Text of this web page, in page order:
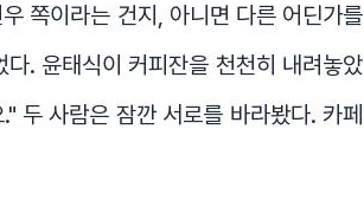
쪽이라는 건지, 아니면 다른 어딘가를
. 윤태식이 커피잔을 천천히 내려놓았
두 사람은 잠깐 서로를 바라봤다. 카페